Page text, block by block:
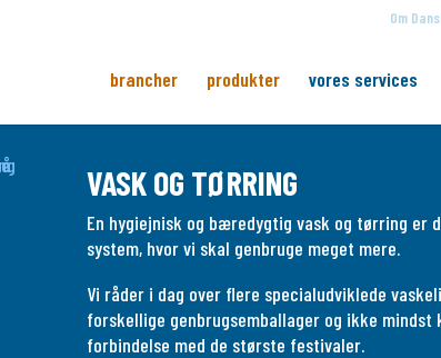
Om
brancher produkter vores services
VASK OG TØRRING
En hygiejnisk og bæredygtig vask og tørring
system, hvor vi skal genbruge meget mere.
Vi råder i dag over flere specialudviklede
forskellige genbrugsemballager og ikke
forbindelse med de største festivaler.